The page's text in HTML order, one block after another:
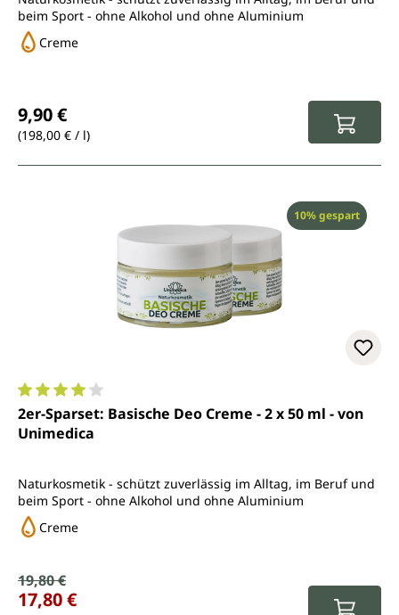
beim Sport - ohne Alkohol und ohne Aluminium
Creme
9,90 €
(198,00 € / l)
Rabatt
10% gespart
Durchschnittliche Bewertung von 4 von 5 Sternen
2er-Sparset: Basische Deo Creme - 2 x 50 ml - von
Unimedica
Naturkosmetik - schützt zuverlässig im Alltag, im Beruf und
beim Sport - ohne Alkohol und ohne Aluminium
Creme
Verkaufspreis:
Regulärer Preis:
19,80 €
17,80 €